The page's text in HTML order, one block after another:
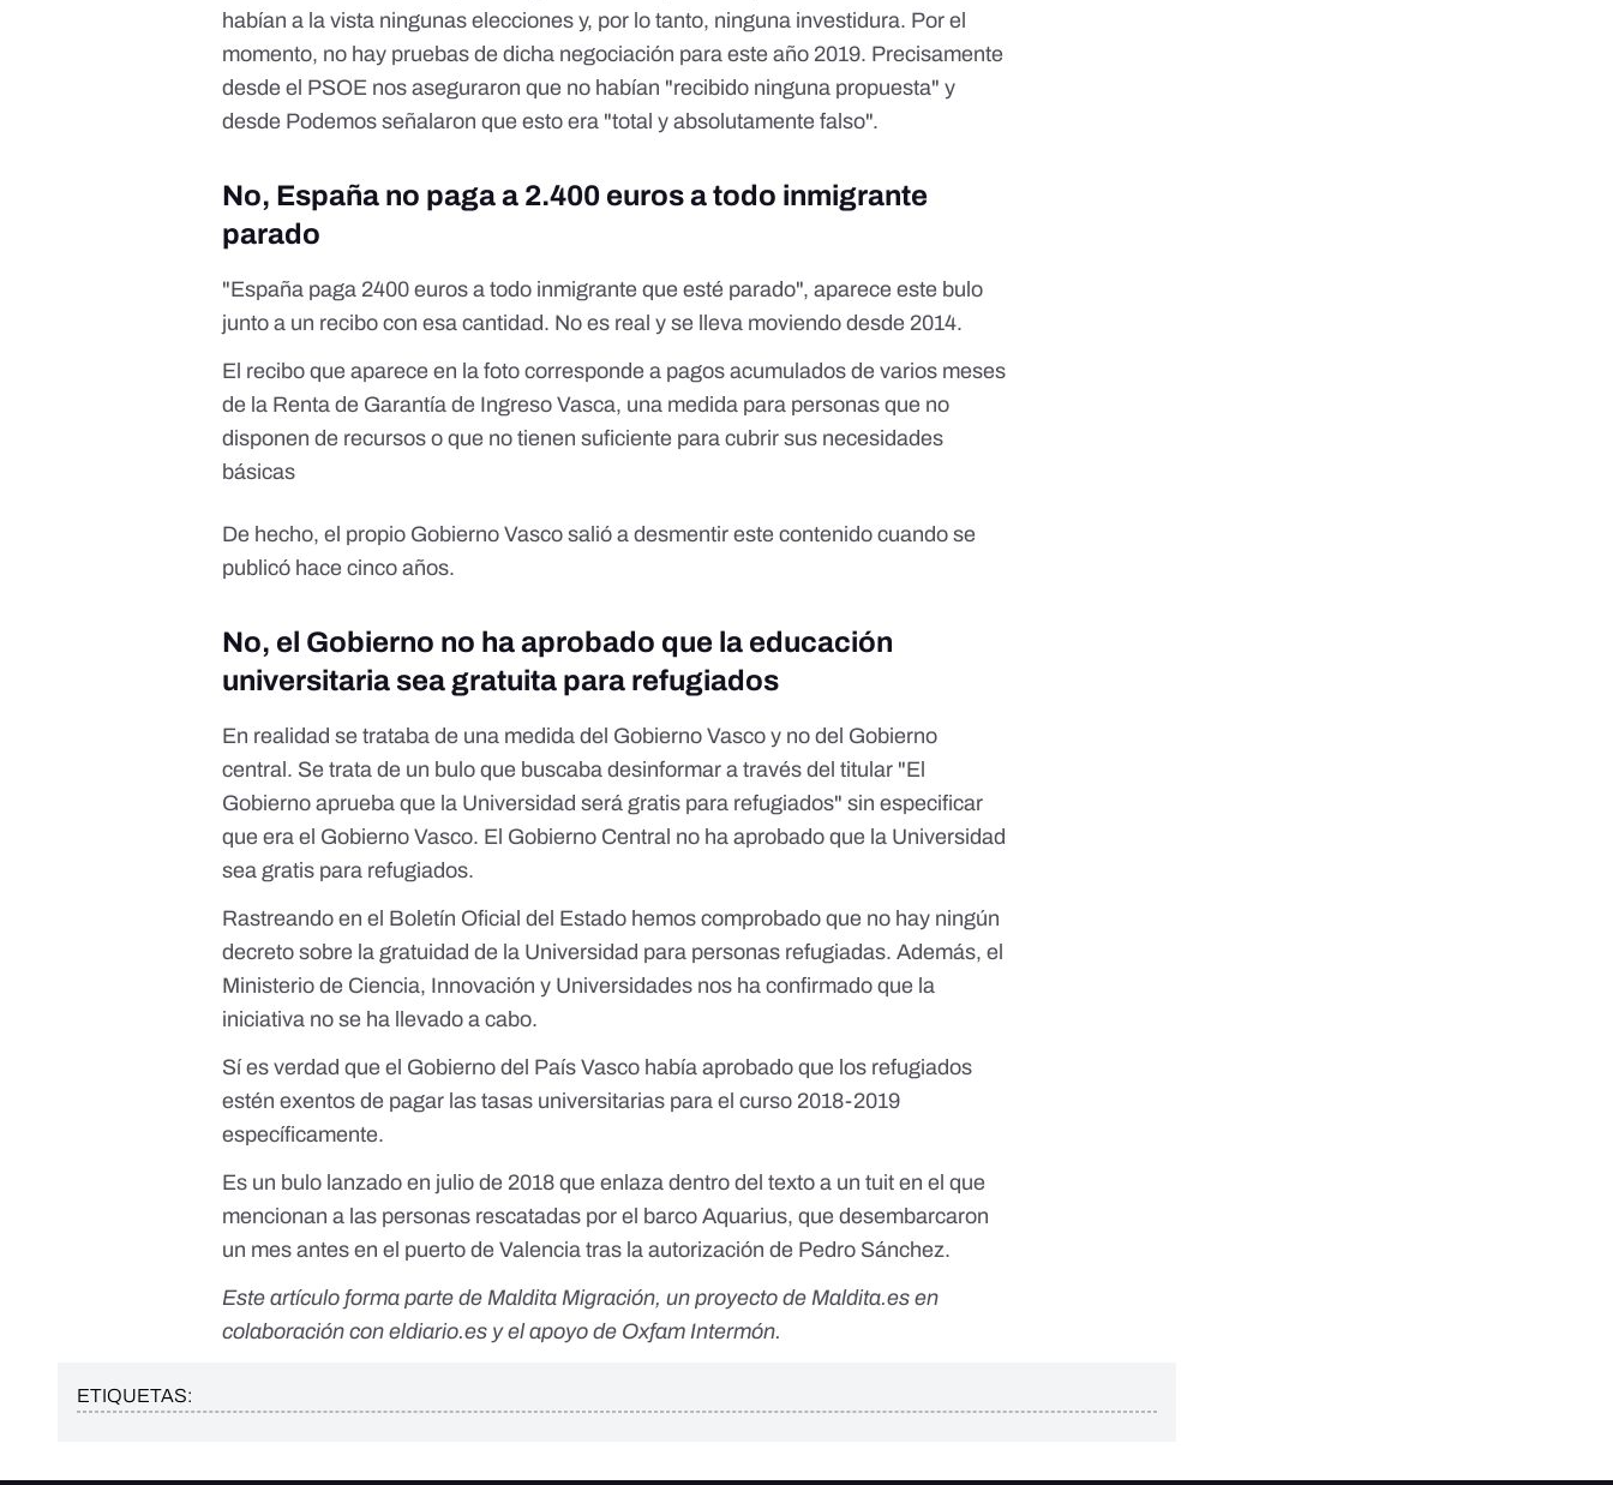
habían a la vista ningunas elecciones y, por lo tanto, ninguna investidura. Por el
momento, no hay pruebas de dicha negociación para este año 2019. Precisamente
desde el PSOE nos aseguraron que no habían "recibido ninguna propuesta" y
desde Podemos señalaron que esto era "total y absolutamente falso".
No, España no paga a 2.400 euros a todo inmigrante
parado
"España paga 2400 euros a todo inmigrante que esté parado", aparece este bulo
junto a un recibo con esa cantidad. No es real y se lleva moviendo desde 2014.
El recibo que aparece en la foto corresponde a pagos acumulados de varios meses
de la Renta de Garantía de Ingreso Vasca, una medida para personas que no
disponen de recursos o que no tienen suficiente para cubrir sus necesidades
básicas
De hecho, el propio Gobierno Vasco salió a desmentir este contenido cuando se
publicó hace cinco años.
No, el Gobierno no ha aprobado que la educación
universitaria sea gratuita para refugiados
En realidad se trataba de una medida del Gobierno Vasco y no del Gobierno
central. Se trata de un bulo que buscaba desinformar a través del titular "El
Gobierno aprueba que la Universidad será gratis para refugiados" sin especificar
que era el Gobierno Vasco. El Gobierno Central no ha aprobado que la Universidad
sea gratis para refugiados.
Rastreando en el Boletín Oficial del Estado hemos comprobado que no hay ningún
decreto sobre la gratuidad de la Universidad para personas refugiadas. Además, el
Ministerio de Ciencia, Innovación y Universidades nos ha confirmado que la
iniciativa no se ha llevado a cabo.
Sí es verdad que el Gobierno del País Vasco había aprobado que los refugiados
estén exentos de pagar las tasas universitarias para el curso 2018-2019
específicamente.
Es un bulo lanzado en julio de 2018 que enlaza dentro del texto a un tuit en el que
mencionan a las personas rescatadas por el barco Aquarius, que desembarcaron
un mes antes en el puerto de Valencia tras la autorización de Pedro Sánchez.
Este artículo forma parte deMaldita Migración, un proyecto de Maldita.es en
colaboración con eldiario.es y el apoyo de Oxfam Intermón.
ETIQUETAS: